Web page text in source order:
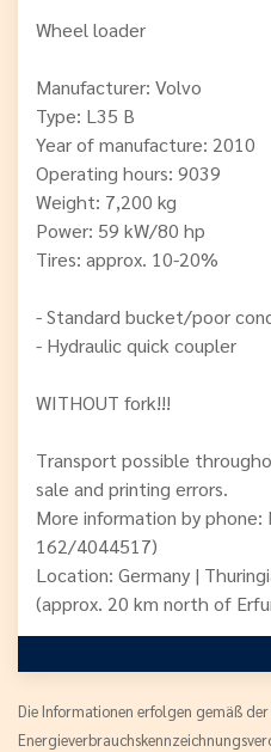
Wheel loader
Manufacturer: Volvo
Type: L35 B
Year of manufacture: 2010
Operating hours: 9039
Weight: 7,200 kg
Power: 59 kW/80 hp
Tires: approx. 10-20%
- Standard bucket/poor
- Hydraulic quick coupler
WITHOUT fork!!!
Transport possible
sale and printing errors.
More information by phone:
162/4044517)
Location: Germany |
(approx. 20 km north of
Die Informationen erfolgen gemäß